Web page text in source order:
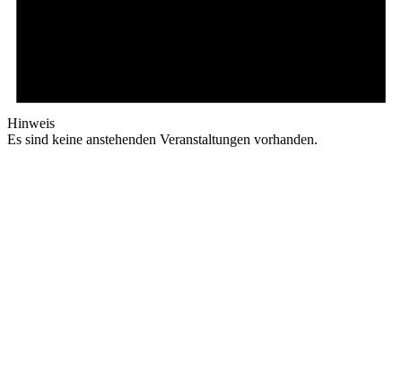
Hinweis
Es sind keine anstehenden Veranstaltungen vorhanden.